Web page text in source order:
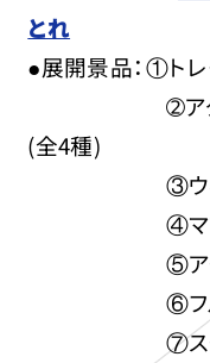
とれ
●展開景品：①ト
➁アクリル
(全4種)
③ウィンド
④マフラー
⑤アクリル
⑥フルグラ
⑦スクエア